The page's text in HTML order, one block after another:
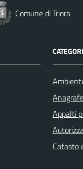
Comune di Triora
Appalti
Catasto